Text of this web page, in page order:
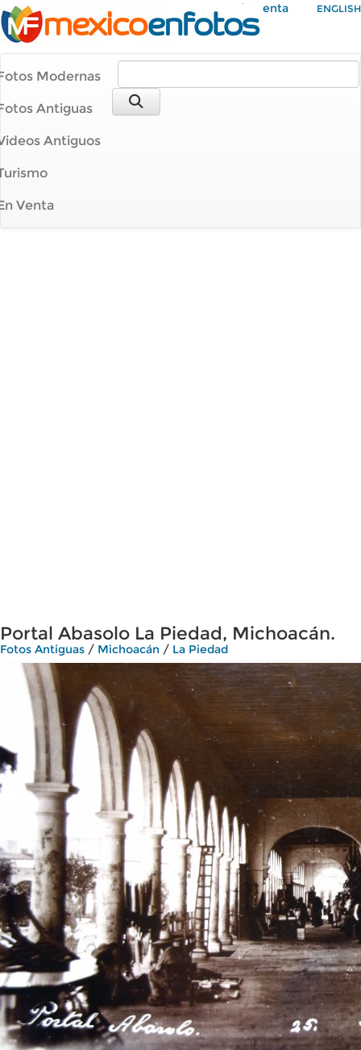
Mi Cuenta ENGLISH
Modernas
Antiguas
Antiguos
Venta
Portal Abasolo La Piedad, Michoacán.
Fotos Antiguas / Michoacán / La Piedad